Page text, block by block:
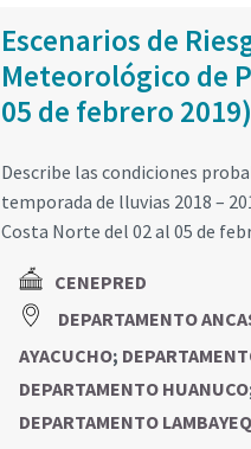
Escenarios de
Meteorológico de
05 de febrero 2019)
Describe las condiciones
temporada de lluvias 2018 –
Costa Norte del 02 al 05 de
CENEPRED
DEPARTAMENTO
AYACUCHO;
DEPARTAMENTO HUANUCO
DEPARTAMENTO